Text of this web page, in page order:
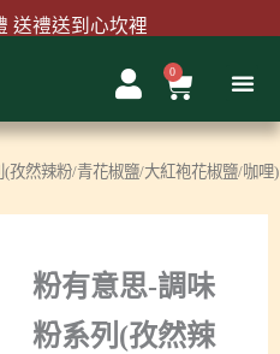
送禮送到心坎裡
』現折100元
0
購
物
籃
孜然辣粉/青花椒鹽/大紅袍花椒鹽/咖哩)
粉有意思-調味
粉系列(孜然辣